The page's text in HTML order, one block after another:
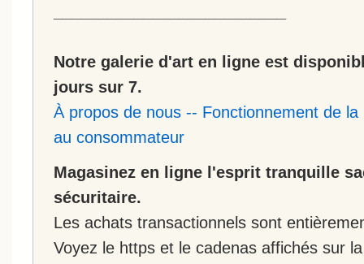
Notre galerie d'art en ligne est
jours sur 7.
À propos de nous -- Fonctionnement de
au consommateur
Magasinez en ligne l'esprit tranquille
sécuritaire.
Les achats transactionnels sont
Voyez le https et le cadenas affichés sur